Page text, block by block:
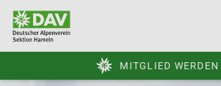
MITGLIED WERDEN